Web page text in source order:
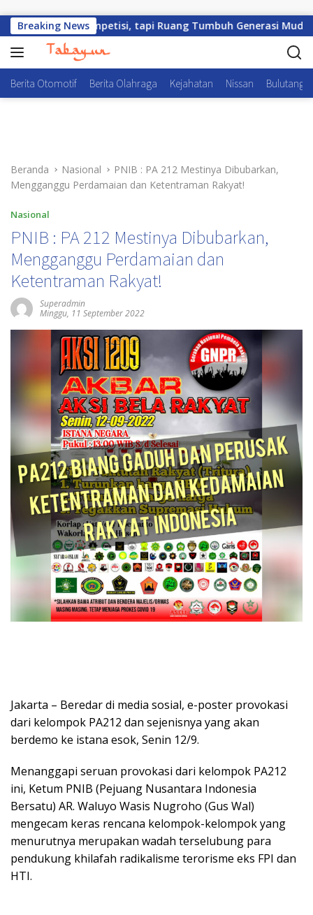
Breaking News
Kompetisi, tapi Ruang Tumbuh Generasi Muda
Berita Otomotif Berita Olahraga Kejahatan Nissan
Beranda Nasional
PNIB : PA 212 Mestinya Dibubarkan,
Mengganggu Perdamaian dan Ketentraman Rakyat!
Nasional
PNIB : PA 212 Mestinya Dibubarkan,
Mengganggu Perdamaian dan
Ketentraman Rakyat!
Superadmin
Minggu, 11 September 2022
Jakarta – Beredar di media sosial, e-poster provokasi
dari kelompok PA212 dan sejenisnya yang akan
berdemo ke istana esok, Senin 12/9.
Menanggapi seruan provokasi dari kelompok PA212
ini, Ketum PNIB (Pejuang Nusantara Indonesia
Bersatu) AR. Waluyo Wasis Nugroho (Gus Wal)
mengecam keras rencana kelompok-kelompok yang
menurutnya merupakan wadah terselubung para
pendukung khilafah radikalisme terorisme eks FPI dan
HTI.